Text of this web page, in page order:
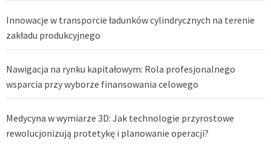
Innowacje w transporcie ładunków cylindrycznych na terenie
zakładu produkcyjnego
Nawigacja na rynku kapitałowym: Rola profesjonalnego
wsparcia przy wyborze finansowania celowego
Medycyna w wymiarze 3D: Jak technologie przyrostowe
rewolucjonizują protetykę i planowanie operacji?